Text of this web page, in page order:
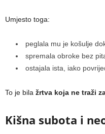
Umjesto toga:
peglala mu je košulje
spremala obroke bez
ostajala ista, iako
To je bila žrtva koja ne traži
Kišna subota i